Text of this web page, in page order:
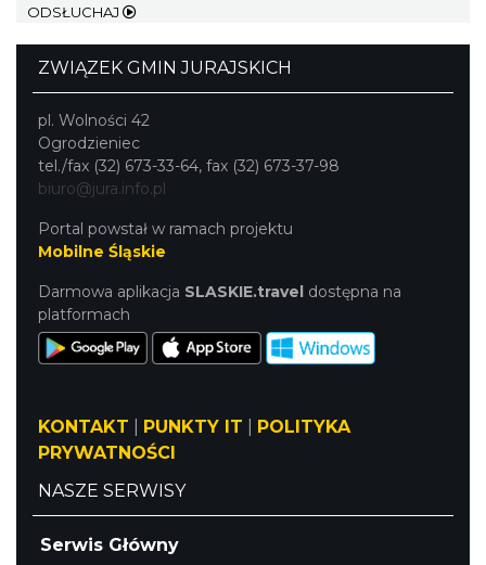
ODSŁUCHAJ
ZWIĄZEK GMIN JURAJSKICH
pl. Wolności 42
Ogrodzieniec
tel./fax (32) 673-33-64, fax (32) 673-37-98
biuro@jura.info.pl
Portal powstał w ramach projektu
Mobilne Śląskie
Darmowa aplikacja SLASKIE.travel dostępna na
platformach
KONTAKT PUNKTY IT
POLITYKA
PRYWATNOŚCI
NASZE SERWISY
Serwis Główny